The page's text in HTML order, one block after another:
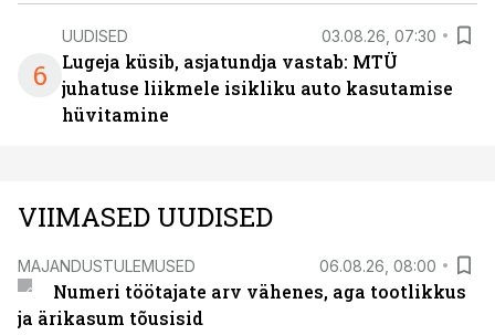
6
UUDISED 03.08.26, 07:30
Lugeja küsib, asjatundja vastab: MTÜ
juhatuse liikmele isikliku auto kasutamise
hüvitamine
VIIMASED UUDISED
MAJANDUSTULEMUSED 06.08.26, 08:00
Numeri töötajate arv vähenes, aga tootlikkus
ja ärikasum tõusisid